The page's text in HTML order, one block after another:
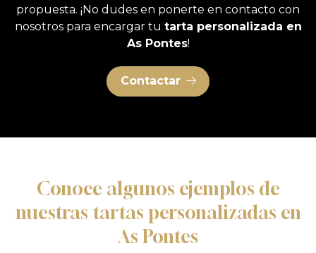
propuesta. ¡No dudes en ponerte en contacto con
nosotros para encargar tu tarta personalizada en
As Pontes!
Contactar
Conoce algunos ejemplos de
nuestras tartas personalizadas en
As Pontes